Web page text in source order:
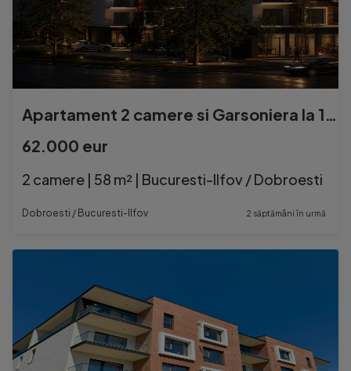
Apartament 2 camere si Garsoniera la 1,5 km de Bucuresti.
62.000 eur
2 camere | 58 m² | Bucuresti-Ilfov / Dobroesti
Dobroesti / Bucuresti-Ilfov 2 săptămâni în urmă